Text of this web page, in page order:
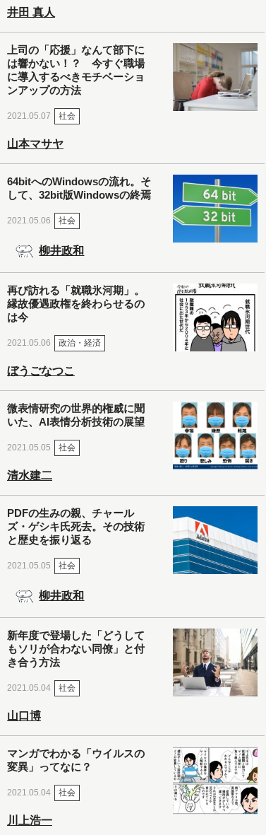
井田 真人
上司の「応援」なんて部下に
は響かない！？ 今すぐ職場
に導入するべきモチベーショ
ンアップの方法
2021.05.07 社会
山本マサヤ
64bitへのWindowsの流れ。そ
して、32bit版Windowsの終焉
2021.05.06 社会
柳井政和
再び訪れる「就職氷河期」。
縁故優遇政権を終わらせるの
は今
2021.05.06 政治・経済
ぼうごなつこ
微表情研究の世界的権威に聞
いた、AI表情分析技術の展望
2021.05.05 社会
清水建二
PDFの生みの親、チャール
ズ・ゲシキ氏死去。その技術
と歴史を振り返る
2021.05.05 社会
柳井政和
新年度で登場した「どうして
もソリが合わない同僚」と付
き合う方法
2021.05.04 社会
山口博
マンガでわかる「ウイルスの
変異」ってなに？
2021.05.04 社会
川上浩一